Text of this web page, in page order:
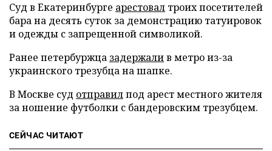
Суд в Екатеринбурге арестовал троих посетителей
бара на десять суток за демонстрацию татуировок
и одежды с запрещенной символикой.
Ранее петербуржца задержалив метро из-за
украинского трезубца на шапке.
В Москве суд отправилпод арест местного жителя
за ношение футболки с бандеровским трезубцем.
СЕЙЧАС ЧИТАЮТ